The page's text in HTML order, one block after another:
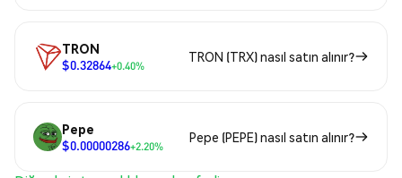
TRON
$0.32864+0.40%
TRON (TRX) nasıl satın alınır?
Pepe
$0.00000286+2.20%
Pepe (PEPE) nasıl satın alınır?